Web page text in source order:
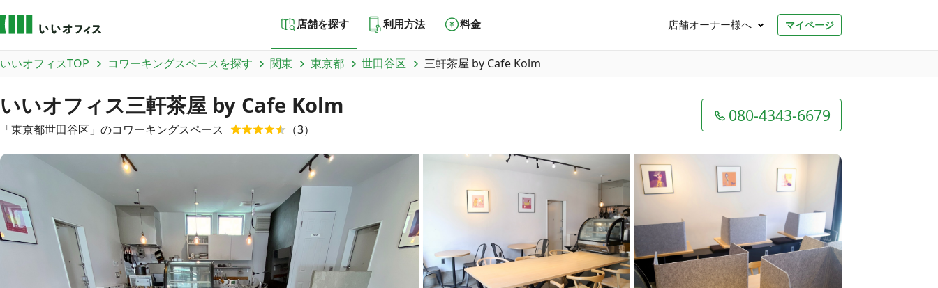
店舗を探す 利用方法 料金 店舗オーナー様へ マイページ
いいオフィスTOP コワーキングスペースを探す 関東 東京都 世田谷区 三軒茶屋 by Cafe Kolm
いいオフィス三軒茶屋 by Cafe Kolm
「東京都世田谷区 」のコワーキングスペース （3）
080-4343-6679